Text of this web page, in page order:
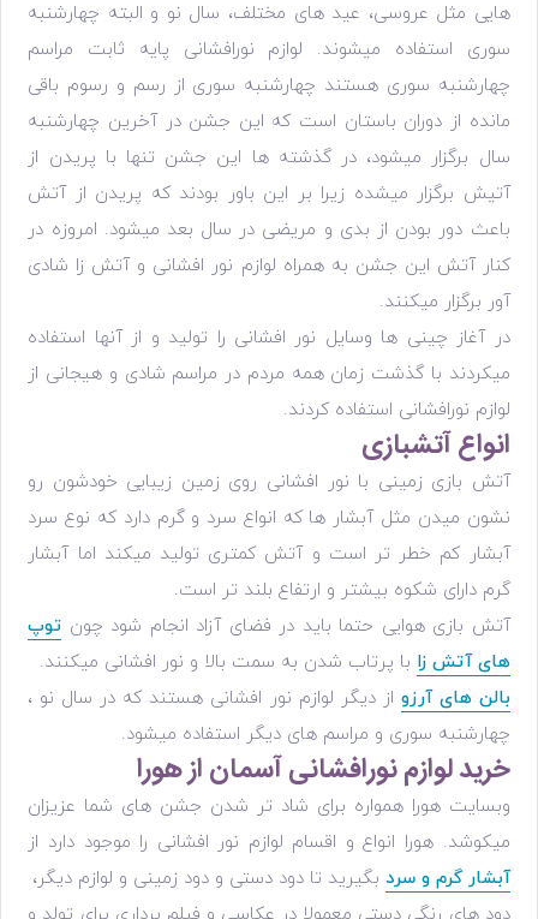
هایی مثل عروسی، عید های مختلف، سال نو و البته چهارشنبه
سوری استفاده میشوند. لوازم نورافشانی پایه ثابت مراسم
چهارشنبه سوری هستند چهارشنبه سوری از رسم و رسوم باقی
مانده از دوران باستان است که این جشن در آخرین چهارشنبه
سال برگزار میشود، در گذشته ها این جشن تنها با پریدن از
آتیش برگزار میشده زیرا بر این باور بودند که پریدن از آتش
باعث دور بودن از بدی و مریضی در سال بعد میشود. امروزه در
کنار آتش این جشن به همراه لوازم نور افشانی و آتش زا شادی
آور برگزار میکنند.
در آغاز چینی ها وسایل نور افشانی را تولید و از آنها استفاده
میکردند با گذشت زمان همه مردم در مراسم شادی و هیجانی از
لوازم نورافشانی استفاده کردند.
انواع آتشبازی
آتش بازی زمینی با نور افشانی روی زمین زیبایی خودشون رو
نشون میدن مثل آبشار ها که انواع سرد و گرم دارد که نوع سرد
آبشار کم خطر تر است و آتش کمتری تولید میکند اما آبشار
گرم دارای شکوه بیشتر و ارتفاع بلند تر است.
آتش بازی هوایی حتما باید در فضای آزاد انجام شود چون توپ
های آتش زا با پرتاب شدن به سمت بالا و نور افشانی میکنند.
بالن های آرزو از دیگر لوازم نور افشانی هستند که در سال نو ،
چهارشنبه سوری و مراسم های دیگر استفاده میشود.
خرید لوازم نورافشانی آسمان از هورا
وبسایت هورا همواره برای شاد تر شدن جشن های شما عزیزان
میکوشد. هورا انواع و اقسام لوازم نور افشانی را موجود دارد از
آبشار گرم و سرد بگیرید تا دود دستی و دود زمینی و لوازم دیگر،